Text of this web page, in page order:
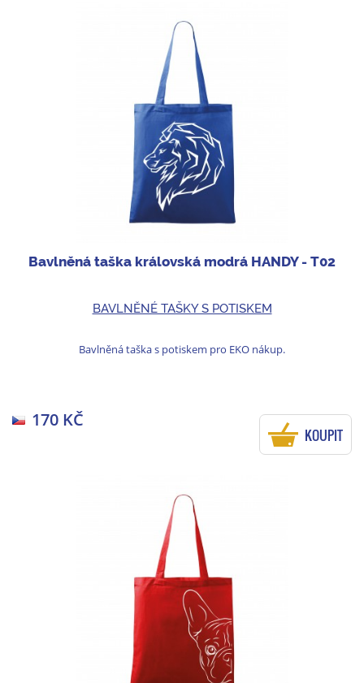
Bavlněná taška královská modrá HANDY - T02
BAVLNĚNÉ TAŠKY S POTISKEM
Bavlněná taška s potiskem pro EKO nákup.
170 KČ
KOUPIT